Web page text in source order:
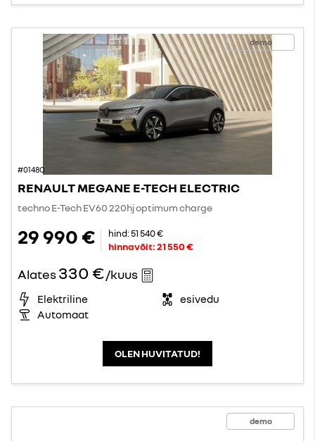
demo
#0148C
RENAULT MEGANE E-TECH ELECTRIC
techno E-Tech EV60 220hj optimum charge
29 990 € hind:51 540 €
hinnavõit:21 550 €
Alates330 €/kuus
Elektriline
esivedu
Automaat
OLEN HUVITATUD!
demo